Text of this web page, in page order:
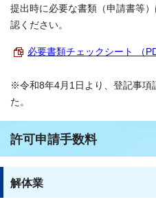
提出時に必要な書類（申請書等
認ください。
必要書類チェックシート （
※令和8年4月1日より、登記事項
た。
許可申請手数料
解体業